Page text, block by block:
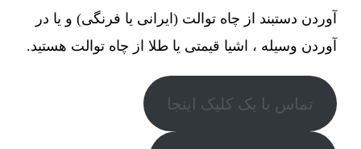
آوردن دستبند از چاه توالت (ایرانی یا فرنگی) و یا در
آوردن وسیله ، اشیا قیمتی یا طلا از چاه توالت هستید.
تماس با یک کلیک اینجا